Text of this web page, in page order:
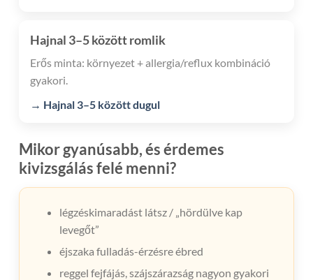
Hajnal 3–5 között romlik
Erős minta: környezet + allergia/reflux kombináció
gyakori.
→ Hajnal 3–5 között dugul
Mikor gyanúsabb, és érdemes
kivizsgálás felé menni?
légzéskimaradást látsz / „hördülve kap
levegőt”
éjszaka fulladás-érzésre ébred
reggel fejfájás, szájszárazság nagyon gyakori